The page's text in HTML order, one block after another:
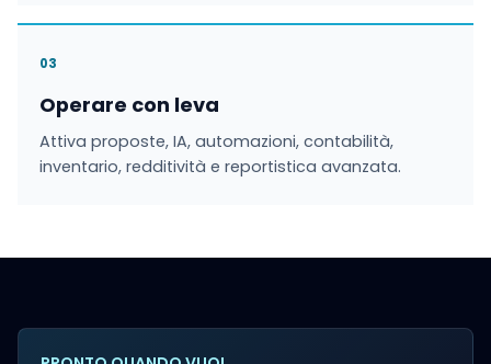
03
Operare con leva
Attiva proposte, IA, automazioni, contabilità,
inventario, redditività e reportistica avanzata.